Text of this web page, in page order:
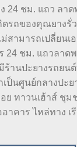
24 ชม. แถว ลา
รถของคุณยางรั่
สามารถเปลี่ยน
24 ชม. แถวลาด
านปะยางรถยนต์
เป็นศูนย์กลางปะ
ย ทาวนเฮ้าส์ ชุ
าคาร ไหล่ทาง เ